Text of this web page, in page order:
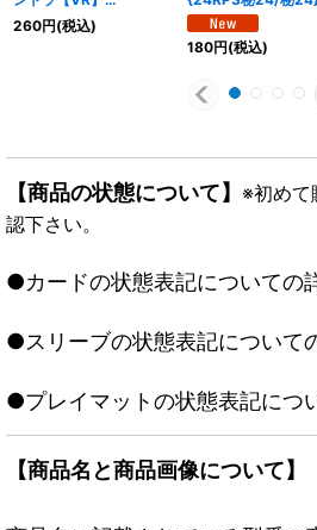
{23RP39A/20}《闇》
260円(税込)
《火》
180円(税込)
【商品の状態について】 ※初めて
認下さい。
●カードの状態表記についての
●スリーブの状態表記について
●プレイマットの状態表記につ
【商品名と商品画像について】